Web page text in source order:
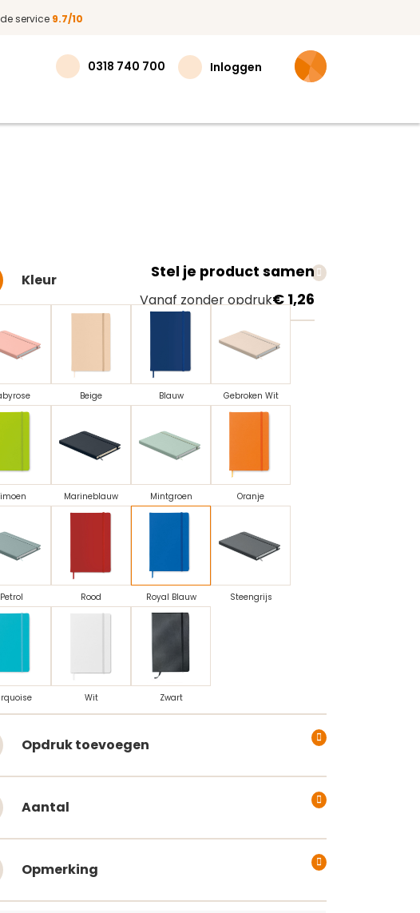
service 9.7/10
0318 740 700 Inloggen
Stel je product samen
Vanaf zonder opdruk€ 1,26
Selecteer
Kleur
Beige Blauw Gebroken Wit
Marineblauw Mintgroen Oranje
Petrol Rood Royal Blauw Steengrijs
Wit Zwart
Opdruk toevoegen
Aantal
Opmerking